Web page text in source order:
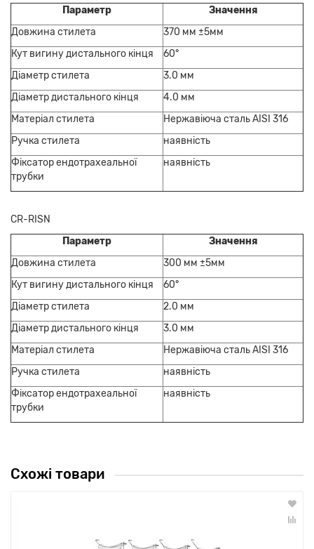
Параметр
Значення
Довжина стилета
370 мм ±5мм
Кут вигину дистального кінця
60°
Діаметр стилета
3.0 мм
Діаметр дистального кінця
4.0 мм
Матеріал стилета
Нержавіюча сталь AISI 316
Ручка стилета
наявність
Фіксатор ендотрахеальної
трубки
наявність
CR-RISN
Параметр
Значення
Довжина стилета
300 мм ±5мм
Кут вигину дистального кінця
60°
Діаметр стилета
2.0 мм
Діаметр дистального кінця
3.0 мм
Матеріал стилета
Нержавіюча сталь AISI 316
Ручка стилета
наявність
Фіксатор ендотрахеальної
трубки
наявність
Схожі товари